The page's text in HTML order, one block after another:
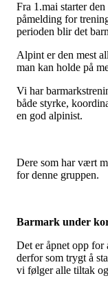
Fra 1.mai starter
påmelding for
perioden blir det
Alpint er den mest
man kan holde på
Vi har
både styrke,
en god alpinist.
Dere som har vært
for denne gruppen.
Barmark under
Det er åpnet opp for
derfor som trygt å
vi følger alle tiltak